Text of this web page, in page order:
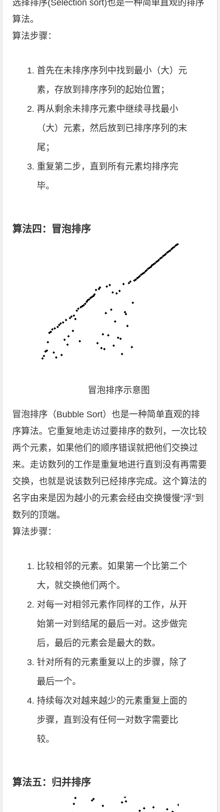
选择排序(Selection sort)也是一种简单直观的排序
算法。
算法步骤：
首先在未排序序列中找到最小（大）元
素，存放到排序序列的起始位置；
再从剩余未排序元素中继续寻找最小
（大）元素，然后放到已排序序列的末
尾；
重复第二步，直到所有元素均排序完
毕。
算法四：冒泡排序
冒泡排序示意图
冒泡排序（Bubble Sort）也是一种简单直观的排
序算法。它重复地走访过要排序的数列，一次比较
两个元素，如果他们的顺序错误就把他们交换过
来。走访数列的工作是重复地进行直到没有再需要
交换，也就是说该数列已经排序完成。这个算法的
名字由来是因为越小的元素会经由交换慢慢“浮”到
数列的顶端。
算法步骤：
比较相邻的元素。如果第一个比第二个
大，就交换他们两个。
对每一对相邻元素作同样的工作，从开
始第一对到结尾的最后一对。这步做完
后，最后的元素会是最大的数。
针对所有的元素重复以上的步骤，除了
最后一个。
持续每次对越来越少的元素重复上面的
步骤，直到没有任何一对数字需要比
较。
算法五：归并排序